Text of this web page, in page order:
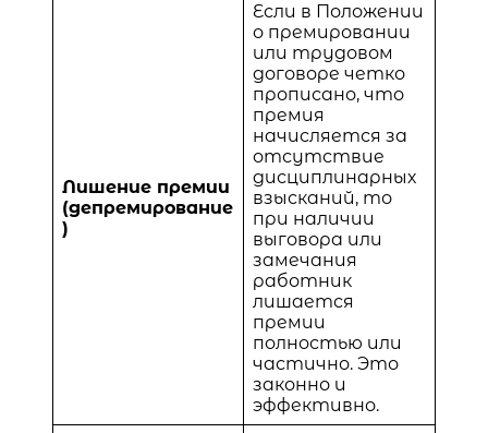
Лишение премии
(депремирование
)
Если в Положении
о премировании
или трудовом
договоре четко
прописано, что
премия
начисляется за
отсутствие
дисциплинарных
взысканий, то
при наличии
выговора или
замечания
работник
лишается
премии
полностью или
частично. Это
законно и
эффективно.